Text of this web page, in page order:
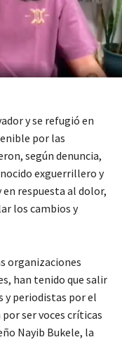
y se refugió en
por las
según denuncia,
exguerrillero y
respuesta al dolor,
los cambios y
organizaciones
han tenido que salir
y periodistas por el
ser voces críticas
Nayib Bukele, la